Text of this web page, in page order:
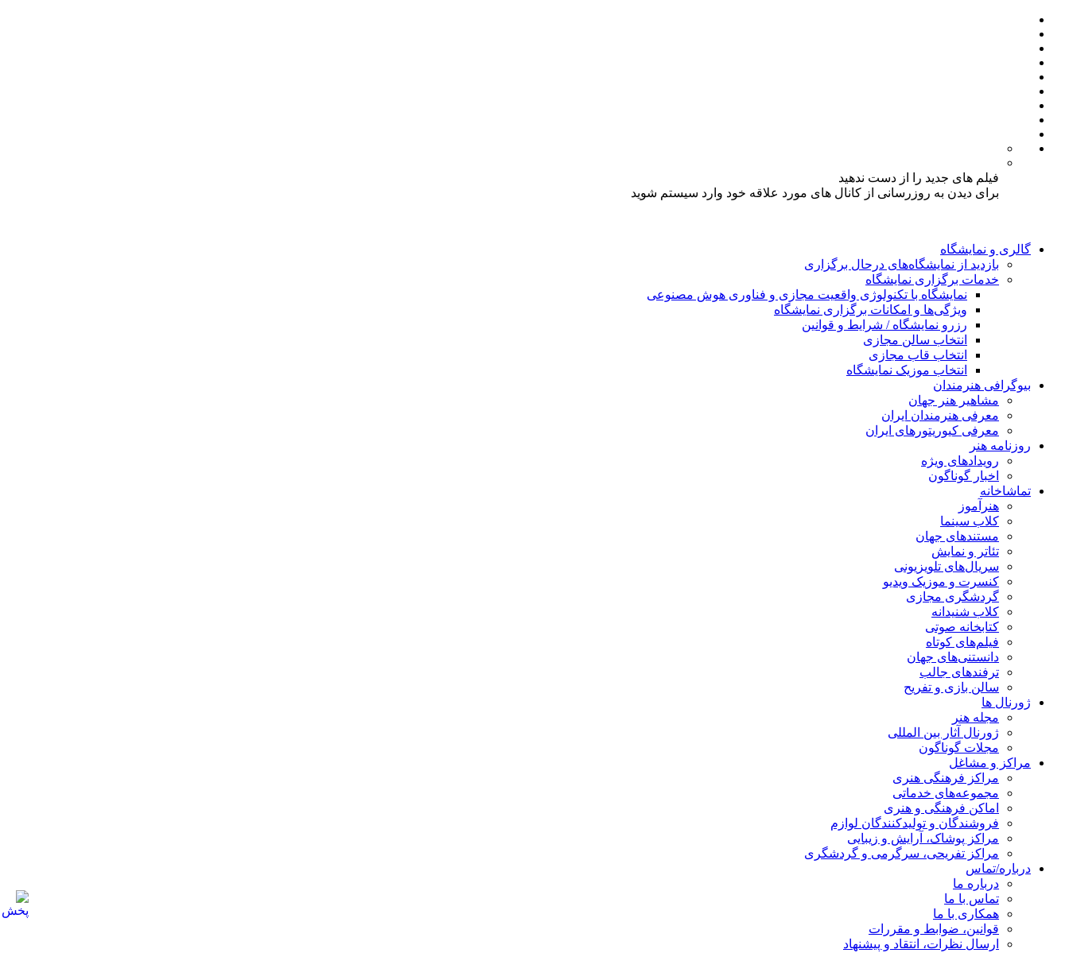
فیلم های جدید را از دست ندهید
برای دیدن به روزرسانی از کانال های مورد علاقه خود وارد سیستم شوید
گالری و نمایشگاه
بازدید از نمایشگاه‌های درحال برگزاری
خدمات برگزاری نمایشگاه
نمایشگاه با تکنولوژی واقعیت مجازی و فناوری هوش مصنوعی
ویژگی‌ها و امکانات برگزاری نمایشگاه
رزرو نمایشگاه / شرایط و قوانین
انتخاب سالن مجازی
انتخاب قاب مجازی
انتخاب موزیک نمایشگاه
بیوگرافی هنرمندان
مشاهیر هنر جهان
معرفی هنرمندان ایران
معرفی کیوریتورهای ایران
روزنامه هنر
رویدادهای ویژه
اخبار گوناگون
تماشاخانه
هنرآموز
کلاب سینما
مستندهای جهان
تئاتر و نمایش
سریال‌های تلویزیونی
کنسرت و موزیک ویدیو
گردشگری مجازی
کلاب شنیدانه
کتابخانه صوتی
فیلم‌های کوتاه
دانستنی‌های جهان
ترفندهای جالب
سالن بازی و تفریح
ژورنال ها
مجله هنر
ژورنال آثار بین المللی
مجلات گوناگون
مراکز و مشاغل
مراکز فرهنگی هنری
مجموعه‌های خدماتی
اماکن فرهنگی و هنری
فروشندگان و تولیدکنندگان لوازم
مراکز پوشاک، آرایش و زیبایی
مراکز تفریحی، سرگرمی و گردشگری
درباره/تماس
درباره ما
تماس با ما
همکاری با ما
قوانین، ضوابط و مقررات
ارسال نظرات، انتقاد و پیشنهاد